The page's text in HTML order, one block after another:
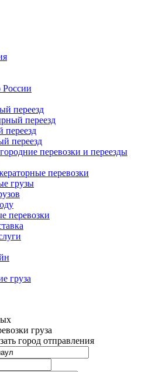
России
переезд
переезд
переезд
переезд
перевозки и переезды
перевозки
грузы
перевозки
груза
груза
город отправления